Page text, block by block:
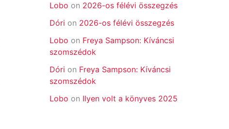
Lobo on 2026-os félévi összegzés
Dóri on 2026-os félévi összegzés
Lobo on Freya Sampson: Kíváncsi
szomszédok
Dóri on Freya Sampson: Kíváncsi
szomszédok
Lobo on Ilyen volt a könyves 2025